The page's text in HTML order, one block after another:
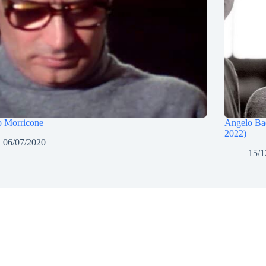
Morricone
06/07/2020
Angelo
2022)
15/